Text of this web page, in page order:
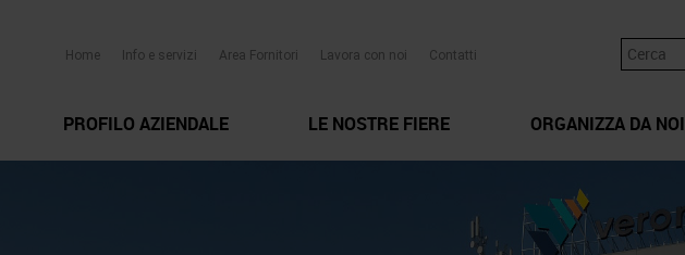
Home Info e servizi Area Fornitori Lavora con noi Contatti
PROFILO AZIENDALE LE NOSTRE FIERE ORGANIZZA DA NOI